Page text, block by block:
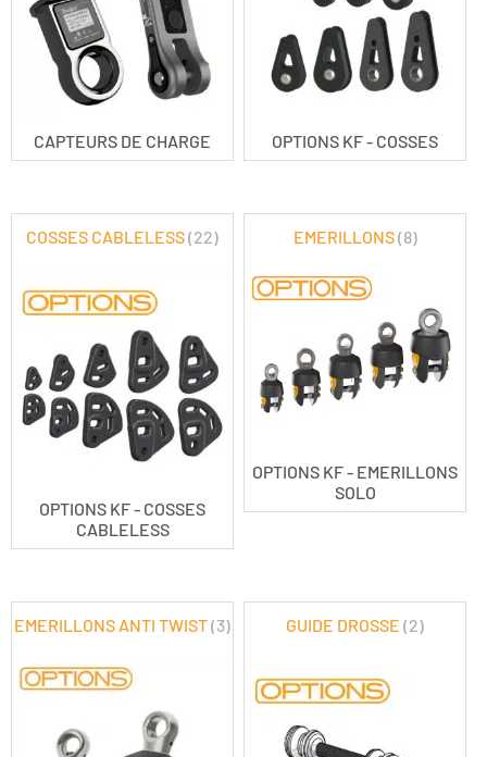
CAPTEURS DE CHARGE OPTIONS KF - COSSES
OPTIONS KF - COSSES
CABLELESS
COSSES CABLELESS(22)
OPTIONS KF - EMERILLONS
SOLO
EMERILLONS(8)
EMERILLONS ANTI TWIST(3) GUIDE DROSSE(2)